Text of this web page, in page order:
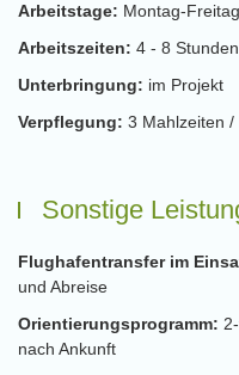
Arbeitstage: Montag-Freitag
Arbeitszeiten: 4 - 8
Unterbringung: im Projekt
Verpflegung: 3 Mahlzeiten /
Sonstige
Flughafentransfer im
und Abreise
Orientierungsprogramm:
nach Ankunft